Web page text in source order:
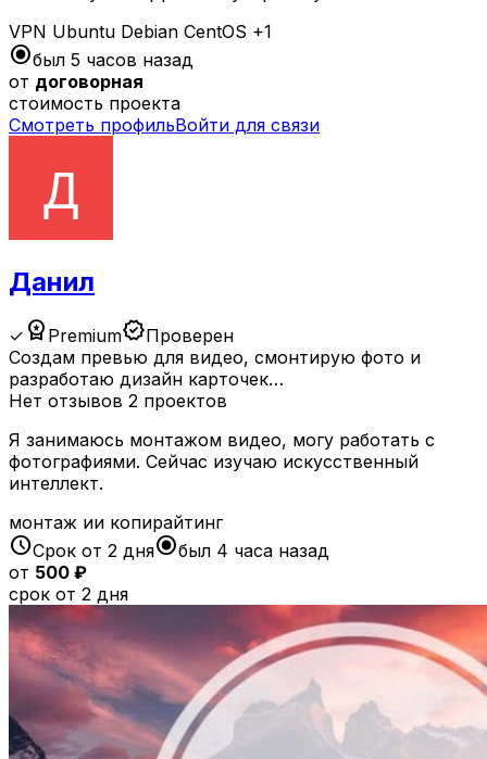
VPN Ubuntu Debian CentOS +1
radio_button_checkedбыл 5 часов назад
от договорная
стоимость проекта
Смотреть профильВойти для связи
Данил
✓ workspace_premium PremiumverifiedПроверен
Создам превью для видео, смонтирую фото и
разработаю дизайн карточек…
Нет отзывов 2 проектов
Я занимаюсь монтажом видео, могу работать с
фотографиями. Сейчас изучаю искусственный
интеллект.
монтаж ии копирайтинг
scheduleСрок от 2 дняradio_button_checkedбыл 4 часа назад
от 500 ₽
срок от 2 дня